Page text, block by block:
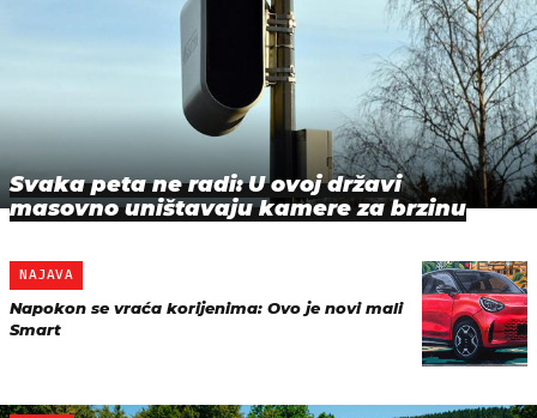
Svaka peta ne radi: U ovoj državi
masovno uništavaju kamere za brzinu
NAJAVA
Napokon se vraća korijenima: Ovo je novi mali
Smart